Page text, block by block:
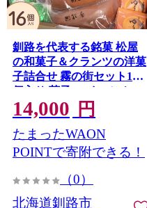
釧路を代表する銘菓 松屋
の和菓子＆クランツの洋菓
子詰合せ 霧の街セット16
個入り 菓子 スイーツ ケー
キ クッキー ロールケーキ
ブラウニー セット 詰め合
わせ あいちょう あいちょ
う釧路 老舗 ご当地 ローカ
気 おいしい 美味しい うま
14,000 円
たまったWAON
POINTで寄附できる！
（0）
北海道釧路市